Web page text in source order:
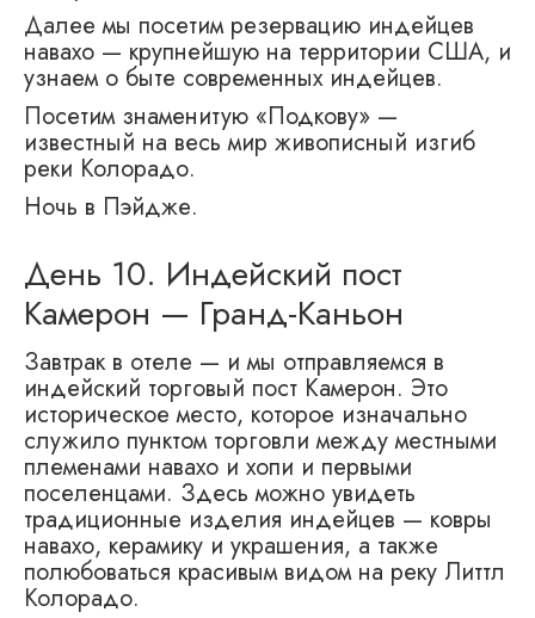
Далее мы посетим резервацию индейцев
навахо — крупнейшую на территории США, и
узнаем о быте современных индейцев.
Посетим знаменитую «Подкову» —
известный на весь мир живописный изгиб
реки Колорадо.
Ночь в Пэйдже.
День 10. Индейский пост
Камерон — Гранд-Каньон
Завтрак в отеле — и мы отправляемся в
индейский торговый пост Камерон. Это
историческое место, которое изначально
служило пунктом торговли между местными
племенами навахо и хопи и первыми
поселенцами. Здесь можно увидеть
традиционные изделия индейцев — ковры
навахо, керамику и украшения, а также
полюбоваться красивым видом на реку Литтл
Колорадо.